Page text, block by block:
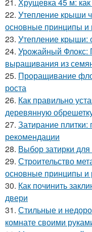
22. Утепление крыши
основные принципы и
23. Утепление крыши:
24. Урожайный Флокс:
выращивания из
25. Проращивание
роста
26. Как правильно
деревянную
27. Затирание
рекомендации
28. Выбор затирки
29. Строительство
основные принципы и
30. Как починить
двери
31. Стильные и
комнате своими